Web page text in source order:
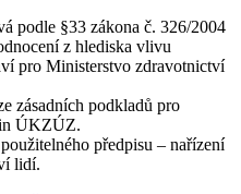
podle §33 zákona č. 326/2004
z hlediska vlivu
pro Ministerstvo zdravotnictví
zásadních podkladů pro
ÚKZÚZ.
předpisu – nařízení
lidí.